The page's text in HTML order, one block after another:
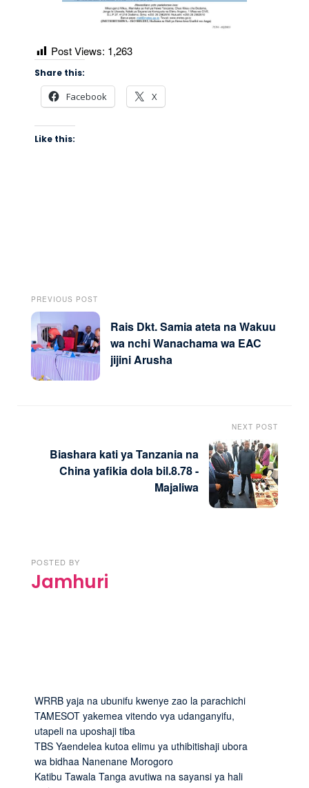
Post Views: 1,263
Share this:
Facebook X
Like this:
PREVIOUS POST
Rais Dkt. Samia ateta na Wakuu
wa nchi Wanachama wa EAC
jijini Arusha
NEXT POST
Biashara kati ya Tanzania na
China yafikia dola bil.8.78 -
Majaliwa
POSTED BY
Jamhuri
WRRB yaja na ubunifu kwenye zao la parachichi
TAMESOT yakemea vitendo vya udanganyifu,
utapeli na uposhaji tiba
TBS Yaendelea kutoa elimu ya uthibitishaji ubora
wa bidhaa Nanenane Morogoro
Katibu Tawala Tanga avutiwa na sayansi ya hali